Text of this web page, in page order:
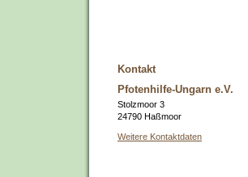
Kontakt
Pfotenhilfe-Ungarn e.V.
Stolzmoor 3
24790 Haßmoor
Weitere Kontaktdaten